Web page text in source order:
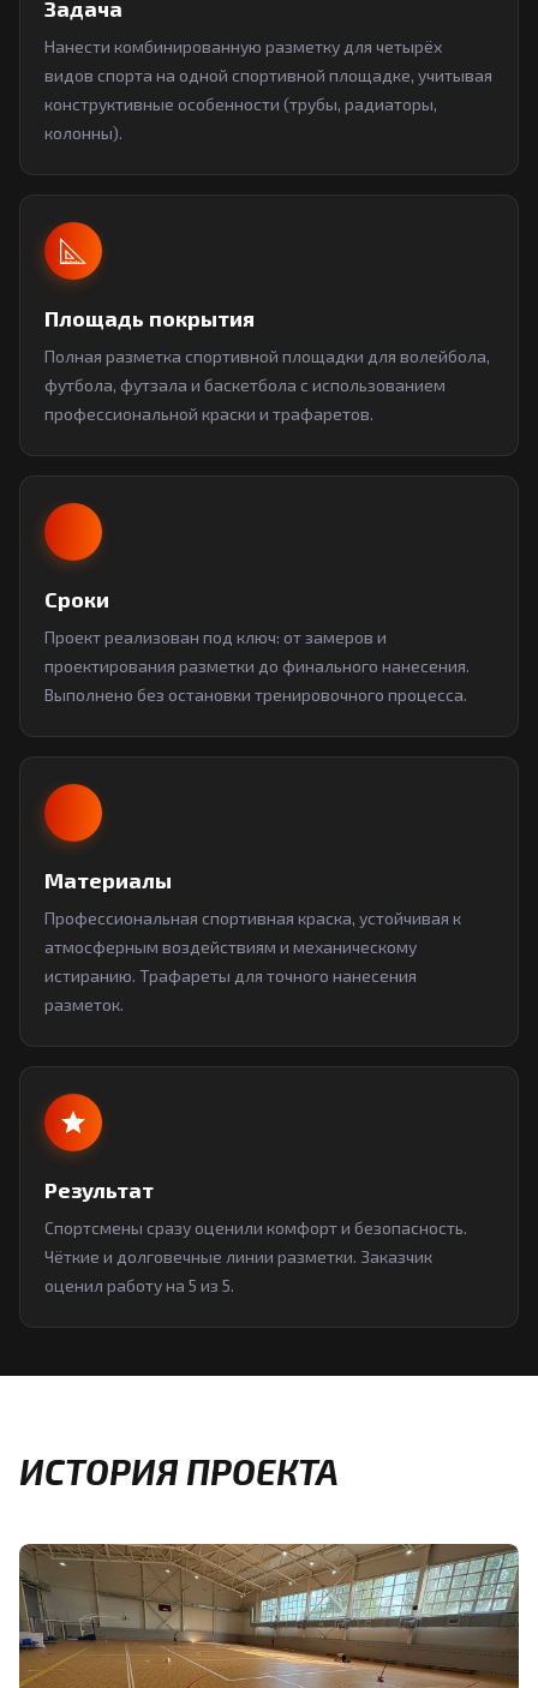
Задача
Нанести комбинированную разметку для четырёх
видов спорта на одной спортивной площадке, учитывая
конструктивные особенности (трубы, радиаторы,
колонны).
Площадь покрытия
Полная разметка спортивной площадки для волейбола,
футбола, футзала и баскетбола с использованием
профессиональной краски и трафаретов.
Сроки
Проект реализован под ключ: от замеров и
проектирования разметки до финального нанесения.
Выполнено без остановки тренировочного процесса.
Материалы
Профессиональная спортивная краска, устойчивая к
атмосферным воздействиям и механическому
истиранию. Трафареты для точного нанесения
разметок.
Результат
Спортсмены сразу оценили комфорт и безопасность.
Чёткие и долговечные линии разметки. Заказчик
оценил работу на 5 из 5.
ИСТОРИЯ ПРОЕКТА